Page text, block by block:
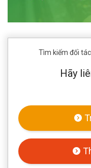
Tìm kiếm đối
Hãy